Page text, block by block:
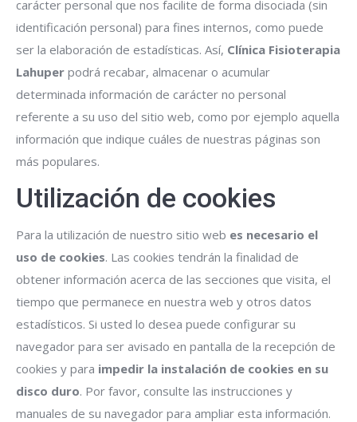
carácter personal que nos facilite de forma disociada (sin
identificación personal) para fines internos, como puede
ser la elaboración de estadísticas. Así, Clínica Fisioterapia
Lahuper podrá recabar, almacenar o acumular
determinada información de carácter no personal
referente a su uso del sitio web, como por ejemplo aquella
información que indique cuáles de nuestras páginas son
más populares.
Utilización de cookies
Para la utilización de nuestro sitio web es necesario el
uso de cookies. Las cookies tendrán la finalidad de
obtener información acerca de las secciones que visita, el
tiempo que permanece en nuestra web y otros datos
estadísticos. Si usted lo desea puede configurar su
navegador para ser avisado en pantalla de la recepción de
cookies y para impedir la instalación de cookies en su
disco duro. Por favor, consulte las instrucciones y
manuales de su navegador para ampliar esta información.